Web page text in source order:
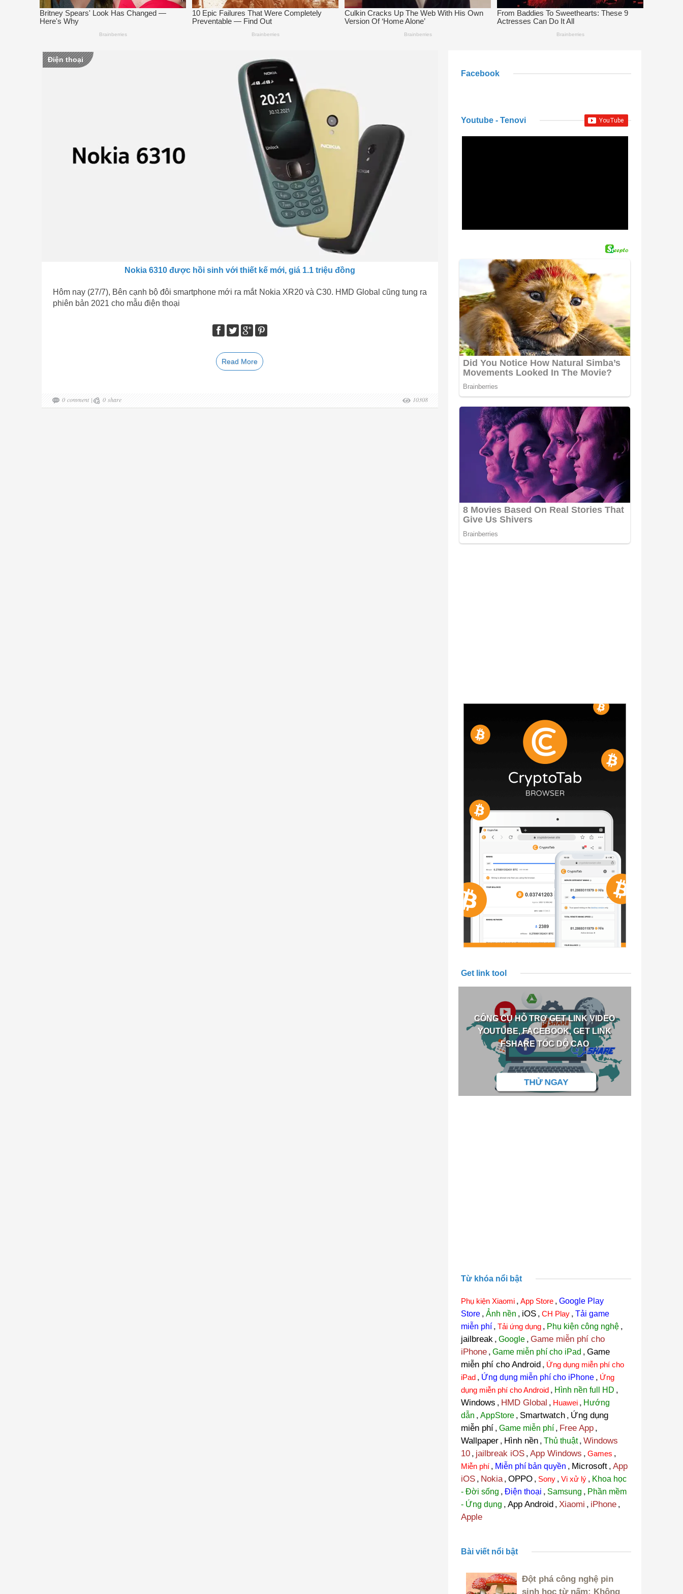
Điện thoại
Nokia 6310 được hồi sinh với thiết kế mới, giá 1.1 triệu đồng
Hôm nay (27/7), Bên cạnh bộ đôi smartphone mới ra mắt Nokia XR20 và C30. HMD Global cũng tung ra
phiên bản 2021 cho mẫu điện thoại
Read More
0 comment | 0 share 10308
Facebook
Youtube - Tenovi
Get link tool
CÔNG CỤ HỖ TRỢ GET LINK VIDEO
YOUTUBE, FACEBOOK, GET LINK
FSHARE TỐC DỘ CAO
THỬ NGAY
Từ khóa nổi bật
Phụ kiện Xiaomi , App Store , Google Play
Store , Ảnh nền , iOS , CH Play , Tải game
miễn phí , Tải ứng dụng , Phụ kiện công nghệ ,
jailbreak , Google , Game miễn phí cho
iPhone , Game miễn phí cho iPad , Game
miễn phí cho Android , Ứng dụng miễn phí cho
iPad , Ứng dụng miễn phí cho iPhone , Ứng
dụng miễn phí cho Android , Hình nền full HD ,
Windows , HMD Global , Huawei , Hướng
dẫn , AppStore , Smartwatch , Ứng dụng
miễn phí , Game miễn phí , Free App ,
Wallpaper , Hình nền , Thủ thuật , Windows
10 , jailbreak iOS , App Windows , Games ,
Miễn phí , Miễn phí bản quyền , Microsoft , App
iOS , Nokia , OPPO , Sony , Vi xử lý , Khoa học
- Đời sống , Điện thoại , Samsung , Phần mềm
- Ứng dụng , App Android , Xiaomi , iPhone ,
Apple
Bài viết nổi bật
Đột phá công nghệ pin
sinh học từ nấm: Không